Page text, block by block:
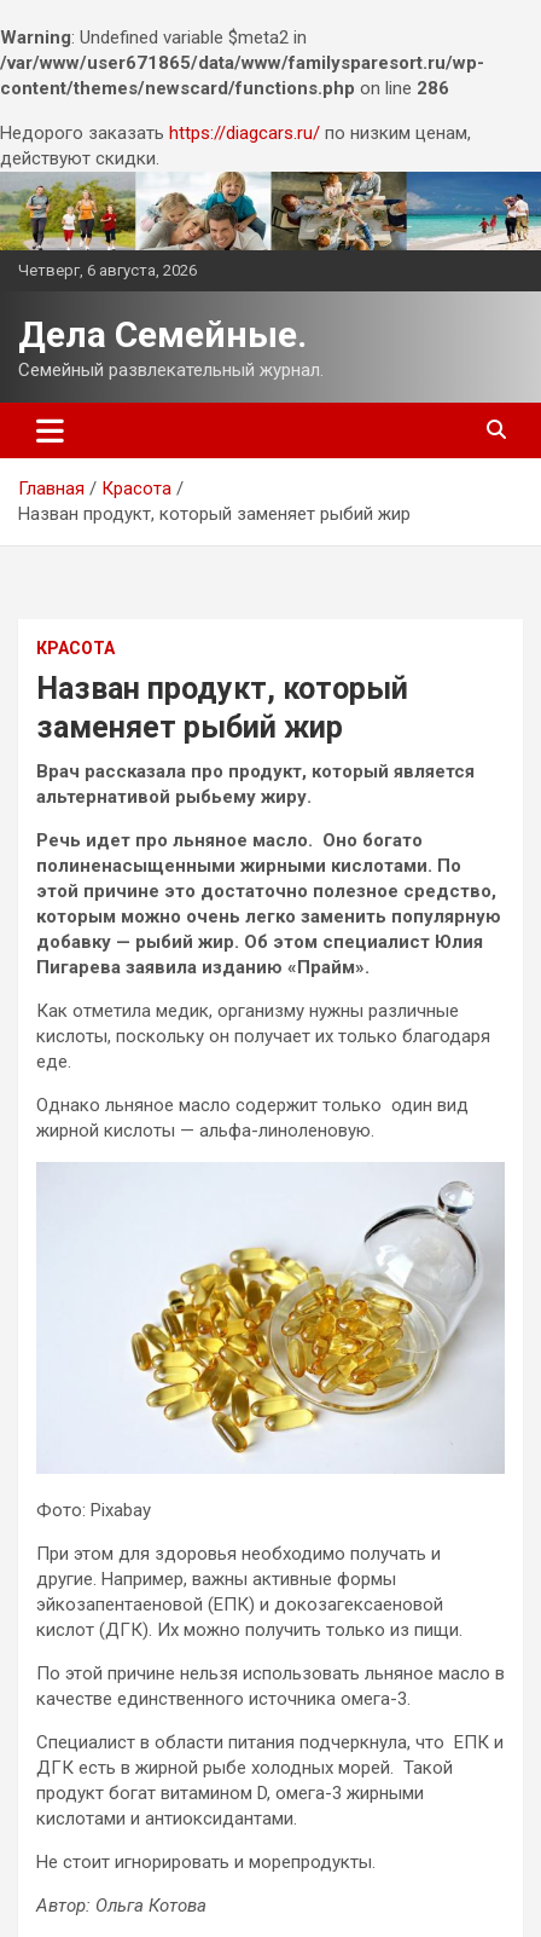
Warning: Undefined variable $meta2 in
/var/www/user671865/data/www/familysparesort.ru/wp-
content/themes/newscard/functions.php on line 286
Недорого заказать https://diagcars.ru/ по низким ценам,
действуют скидки.
Перейти
к
содержимому
Четверг, 6 августа, 2026
Дела Семейные.
Семейный развлекательный журнал.
Главная
Красота
Назван продукт, который заменяет рыбий жир
КРАСОТА
Назван продукт, который
заменяет рыбий жир
Врач рассказала про продукт, который является
альтернативой рыбьему жиру.
Речь идет про льняное масло. Оно богато
полиненасыщенными жирными кислотами. По
этой причине это достаточно полезное средство,
которым можно очень легко заменить популярную
добавку — рыбий жир. Об этом специалист Юлия
Пигарева заявила изданию «Прайм».
Как отметила медик, организму нужны различные
кислоты, поскольку он получает их только благодаря
еде.
Однако льняное масло содержит только один вид
жирной кислоты — альфа-линоленовую.
Фото: Pixabay
При этом для здоровья необходимо получать и
другие. Например, важны активные формы
эйкозапентаеновой (ЕПК) и докозагексаеновой
кислот (ДГК). Их можно получить только из пищи.
По этой причине нельзя использовать льняное масло в
качестве единственного источника омега-3.
Специалист в области питания подчеркнула, что ЕПК и
ДГК есть в жирной рыбе холодных морей. Такой
продукт богат витамином D, омега-3 жирными
кислотами и антиоксидантами.
Не стоит игнорировать и морепродукты.
Автор: Ольга Котова